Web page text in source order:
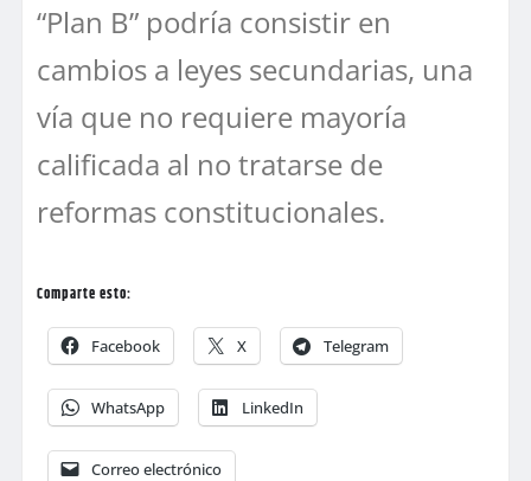
“Plan B” podría consistir en
cambios a leyes secundarias, una
vía que no requiere mayoría
calificada al no tratarse de
reformas constitucionales.
Comparte esto:
Facebook X Telegram
WhatsApp LinkedIn
Correo electrónico